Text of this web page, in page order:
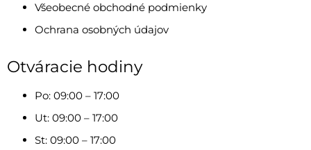
Všeobecné obchodné podmienky
Ochrana osobných údajov
Otváracie hodiny
Po: 09:00 – 17:00
Ut: 09:00 – 17:00
St: 09:00 – 17:00